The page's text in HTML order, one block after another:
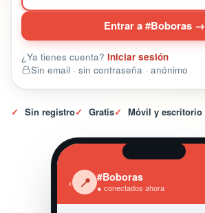
Entrar a #Boboras →
¿Ya tienes cuenta? Iniciar sesión
Sin email · sin contraseña · anónimo
✓ Sin registro✓ Gratis✓ Móvil y escritorio
‹ 📍 #Boboras
● conectados ahora